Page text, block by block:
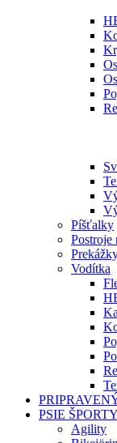
Píšťalky
Postroje
Vodítka
PSIE ŠPORTY
Agility